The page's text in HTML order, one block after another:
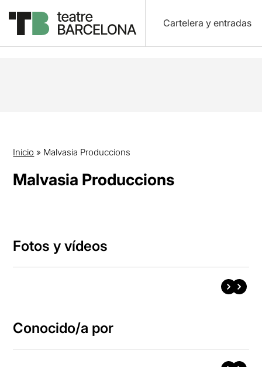
Cartelera y entradas
Inicio » Malvasia Produccions
Malvasia Produccions
Fotos y vídeos
Conocido/a por